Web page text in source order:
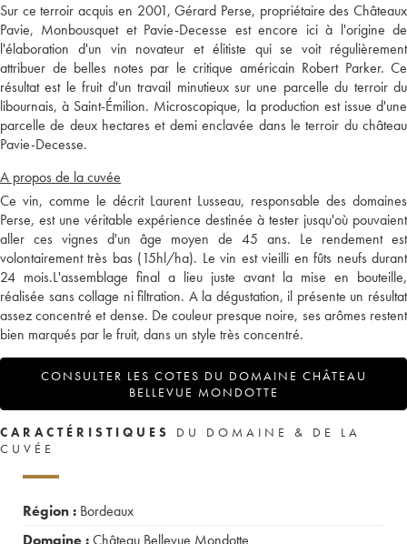
Sur ce terroir acquis en 2001, Gérard Perse, propriétaire des Châteaux
Pavie, Monbousquet et Pavie-Decesse est encore ici à l'origine de
l'élaboration d'un vin novateur et élitiste qui se voit régulièrement
attribuer de belles notes par le critique américain Robert Parker. Ce
résultat est le fruit d'un travail minutieux sur une parcelle du terroir du
libournais, à Saint-Émilion. Microscopique, la production est issue d'une
parcelle de deux hectares et demi enclavée dans le terroir du château
Pavie-Decesse.
A propos de la cuvée
Ce vin, comme le décrit Laurent Lusseau, responsable des domaines
Perse, est une véritable expérience destinée à tester jusqu'où pouvaient
aller ces vignes d'un âge moyen de 45 ans. Le rendement est
volontairement très bas (15hl/ha). Le vin est vieilli en fûts neufs durant
24 mois.L'assemblage final a lieu juste avant la mise en bouteille,
réalisée sans collage ni filtration. A la dégustation, il présente un résultat
assez concentré et dense. De couleur presque noire, ses arômes restent
bien marqués par le fruit, dans un style très concentré.
CONSULTER LES COTES DU DOMAINE CHÂTEAU
BELLEVUE MONDOTTE
CARACTÉRISTIQUES
DU DOMAINE & DE LA
CUVÉE
Région : Bordeaux
Domaine :Château Bellevue Mondotte